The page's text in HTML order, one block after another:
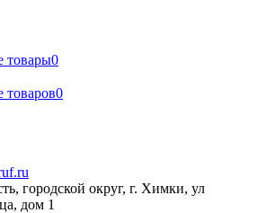
товары0
товаров0
городской округ, г. Химки, ул
дом 1